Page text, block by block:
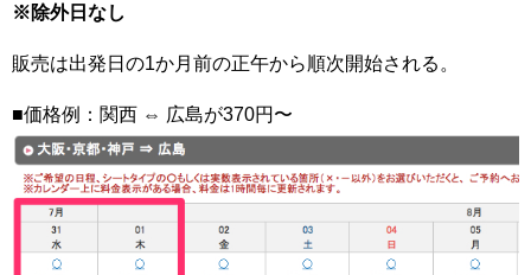
※除外日なし
販売は出発日の1か月前の正午から順次開始される。
■価格例：関西 ⇔ 広島が370円〜